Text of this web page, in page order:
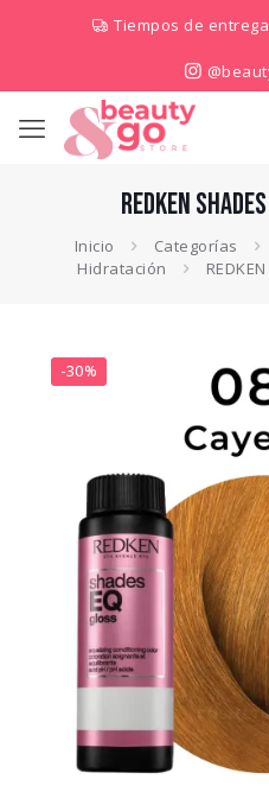
Tiempos de
REDKEN
Inicio Categorías
Hidratación
-30%